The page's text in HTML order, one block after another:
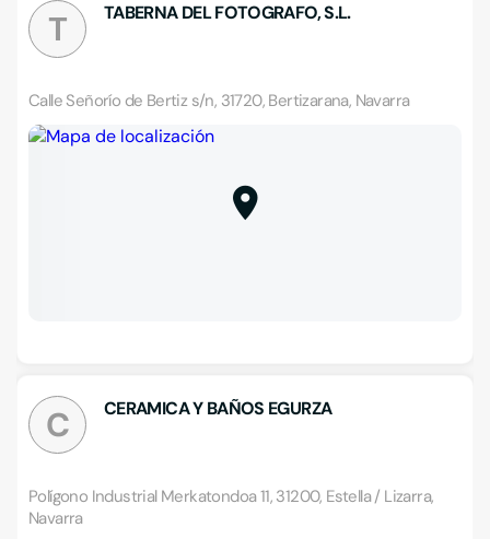
T TABERNA DEL FOTOGRAFO, S.L.
Calle Señorío de Bertiz s/n, 31720, Bertizarana, Navarra
C CERAMICA Y BAÑOS EGURZA
Polígono Industrial Merkatondoa 11, 31200, Estella / Lizarra,
Navarra